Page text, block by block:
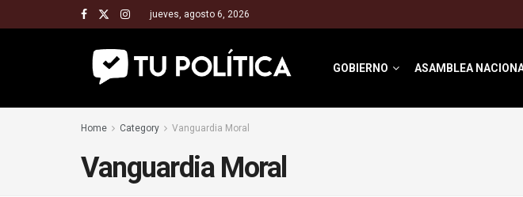
jueves, agosto 6, 2026
GOBIERNO ASAMBLEA
Home Category Vanguardia Moral
Vanguardia Moral